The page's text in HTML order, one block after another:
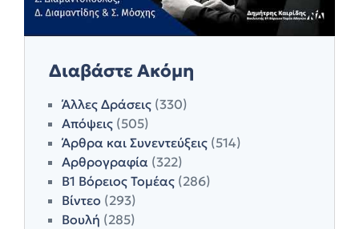
Διαβάστε Ακόμη
Άλλες Δράσεις (330)
Απόψεις (505)
Άρθρα και Συνεντεύξεις (514)
Αρθρογραφία (322)
Β1 Βόρειος Τομέας (286)
Βίντεο (293)
Βουλή (285)